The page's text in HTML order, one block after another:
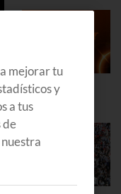
mejorar tu
y
a tus
de